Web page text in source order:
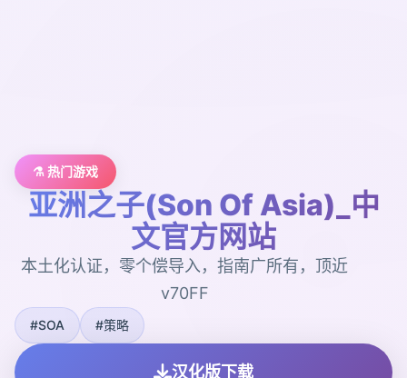
⚗️ 热门游戏
亚洲之子(Son Of Asia)_中
文官方网站
本土化认证，零个偿导入，指南广所有，顶近
v70FF
#SOA #策略
汉化版下载